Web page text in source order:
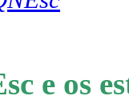
e os